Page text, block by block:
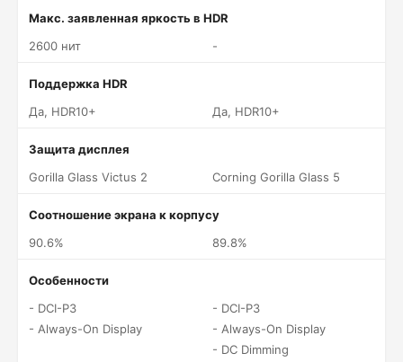
Макс. заявленная яркость в HDR
2600 нит
-
Поддержка HDR
Да, HDR10+
Да, HDR10+
Защита дисплея
Gorilla Glass Victus 2
Corning Gorilla Glass 5
Соотношение экрана к корпусу
90.6%
89.8%
Особенности
- DCI-P3
- Always-On Display
- DCI-P3
- Always-On Display
- DC Dimming